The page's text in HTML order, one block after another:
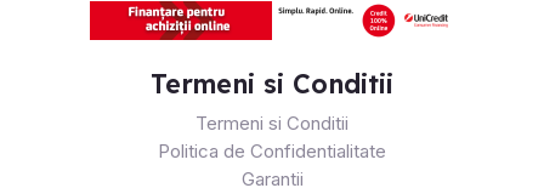
Termeni si Conditii
Termeni si Conditii
Politica de Confidentialitate
Garantii